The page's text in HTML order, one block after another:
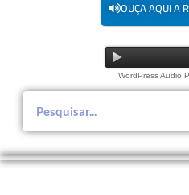
OUÇA AQUI A
WordPress Audio